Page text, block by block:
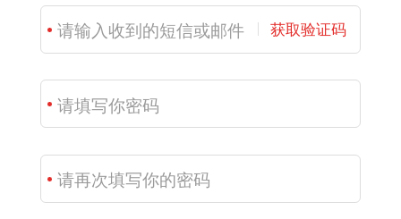
获取验证码